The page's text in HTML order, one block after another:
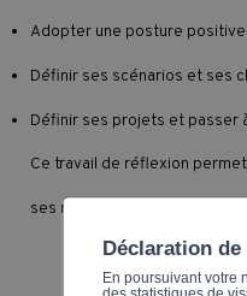
Adopter une posture
Définir ses scénarios et ses
Définir ses projets et passer
Ce travail de réflexion
ses réalisations et facilite la
Déclaration
En poursuivant votre